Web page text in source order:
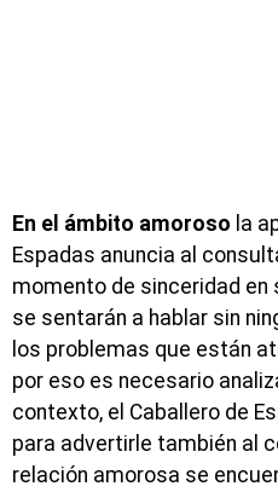
En el ámbito amoroso la
Espadas anuncia al
momento de sinceridad en
se sentarán a hablar sin
los problemas que están
por eso es necesario
contexto, el Caballero de
para advertirle también al
relación amorosa se